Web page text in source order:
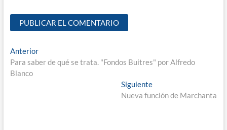
Anterior
Para saber de qué se trata. "Fondos Buitres" por Alfredo
Blanco
Siguiente
Nueva función de Marchanta